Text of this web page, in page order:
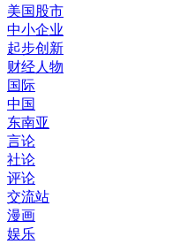
美国股市
中小企业
起步创新
财经人物
国际
中国
东南亚
言论
社论
评论
交流站
漫画
娱乐